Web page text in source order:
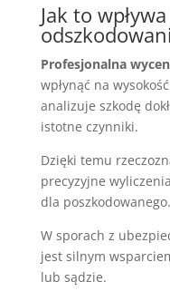
Jak to
Profesjonalna
wpłynąć na
analizuje szkodę
istotne czynniki.
Dzięki temu
precyzyjne
dla poszkodowanego.
W sporach z
jest silnym
lub sądzie.